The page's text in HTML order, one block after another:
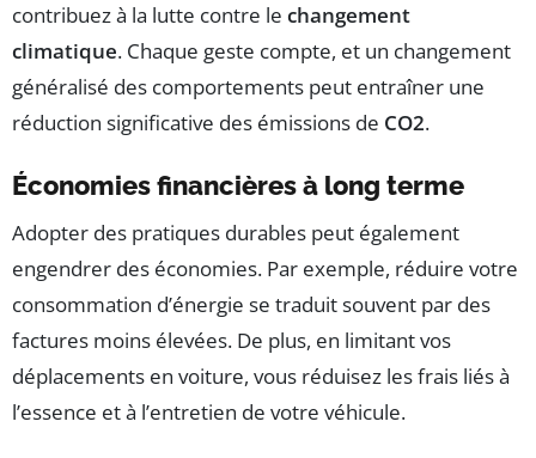
contribuez à la lutte contre le changement
climatique. Chaque geste compte, et un changement
généralisé des comportements peut entraîner une
réduction significative des émissions de CO2.
Économies financières à long terme
Adopter des pratiques durables peut également
engendrer des économies. Par exemple, réduire votre
consommation d’énergie se traduit souvent par des
factures moins élevées. De plus, en limitant vos
déplacements en voiture, vous réduisez les frais liés à
l’essence et à l’entretien de votre véhicule.